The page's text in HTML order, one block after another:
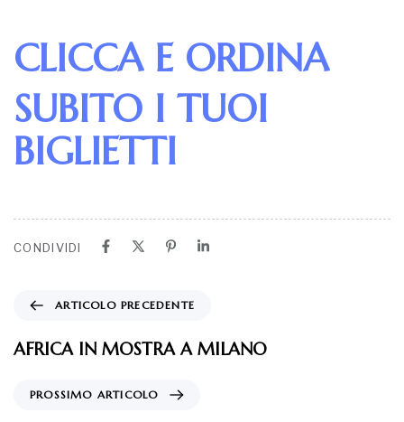
CLICCA E ORDINA
SUBITO I TUOI
BIGLIETTI
CONDIVIDI
ARTICOLO PRECEDENTE
AFRICA IN MOSTRA A MILANO
PROSSIMO ARTICOLO